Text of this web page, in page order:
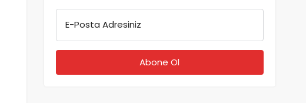
E-Posta Adresiniz